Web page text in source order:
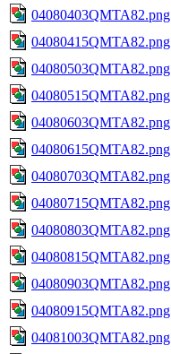
04080403QMTA82.png
04080415QMTA82.png
04080503QMTA82.png
04080515QMTA82.png
04080603QMTA82.png
04080615QMTA82.png
04080703QMTA82.png
04080715QMTA82.png
04080803QMTA82.png
04080815QMTA82.png
04080903QMTA82.png
04080915QMTA82.png
04081003QMTA82.png